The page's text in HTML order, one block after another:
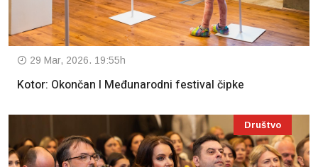
29 Mar, 2026. 19:55h
Kotor: Okončan I Međunarodni festival čipke
Društvo